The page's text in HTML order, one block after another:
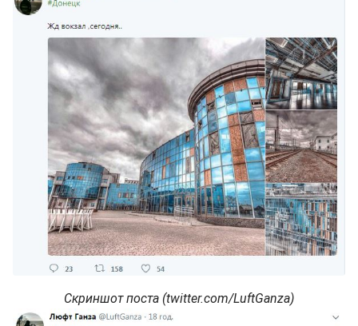
Скриншот поста (twitter.com/LuftGanza)